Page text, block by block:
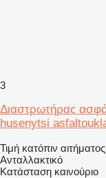
3
Διαστρωτήρας
husenytsi
Τιμή κατόπιν αιτήματος
Ανταλλακτικό
Κατάσταση καινούριο